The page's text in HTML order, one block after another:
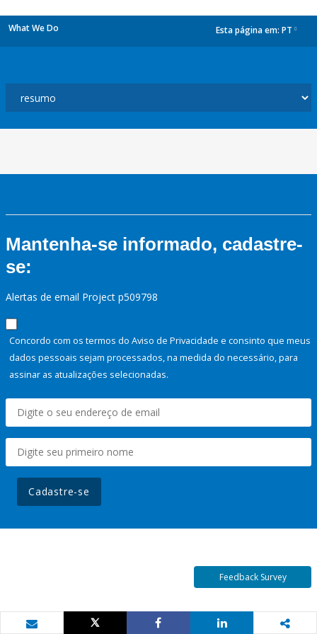
What We Do Esta página em: PT
Mantenha-se informado, cadastre-
se:
Alertas de email Project p509798
Concordo com os termos do Aviso de Privacidade e consinto que meus
dados pessoais sejam processados, na medida do necessário, para
assinar as atualizações selecionadas.
Cadastre-se
Feedback Survey